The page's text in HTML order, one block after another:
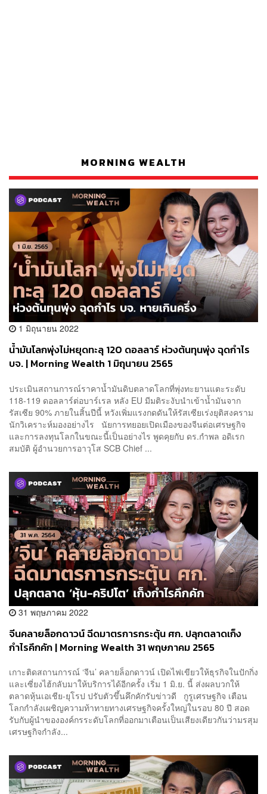
MORNING WEALTH
1 มิถุนายน 2022
น้ำมันโลกพุ่งไม่หยุดทะลุ 120 ดอลลาร์ ห่วงต้นทุนพุ่ง ฉุดกำไร
บจ. | Morning Wealth 1 มิถุนายน 2565
ประเมินสถานการณ์ราคาน้ำมันดิบตลาดโลกที่พุ่งทะยานแตะระดับ
118-119 ดอลลาร์ต่อบาร์เรล หลัง EU มีมติระงับนำเข้าน้ำมันจาก
รัสเซีย 90% ภายในสิ้นปีนี้ หวังเพิ่มแรงกดดันให้รัสเซียเร่งยุติสงคราม
นักวิเคราะห์มองอย่างไร นัยการทยอยเปิดเมืองของจีนต่อเศรษฐกิจ
และการลงทุนโลกในขณะนี้เป็นอย่างไร พูดคุยกับ ดร.กำพล อดิเรก
สมบัติ ผู้อำนวยการอาวุโส SCB Chief ...
31 พฤษภาคม 2022
จีนคลายล็อกดาวน์ ฉีดมาตรการกระตุ้น ศก. ปลุกตลาดเก็ง
กำไรคึกคัก | Morning Wealth 31 พฤษภาคม 2565
เกาะติดสถานการณ์ ‘จีน’ คลายล็อกดาวน์ เปิดไฟเขียวให้ธุรกิจในปักกิ่ง
และเซี่ยงไฮ้กลับมาให้บริการได้อีกครั้ง เริ่ม 1 มิ.ย. นี้ ส่งผลบวกให้
ตลาดหุ้นเอเชีย-ยุโรป ปรับตัวขึ้นคึกคักรับข่าวดี กูรูเศรษฐกิจ เตือน
โลกกำลังเผชิญความท้าทายทางเศรษฐกิจครั้งใหญ่ในรอบ 80 ปี สอด
รับกับผู้นำขององค์กรระดับโลกที่ออกมาเตือนเป็นเสียงเดียวกันว่ามรสุม
เศรษฐกิจกำลัง...